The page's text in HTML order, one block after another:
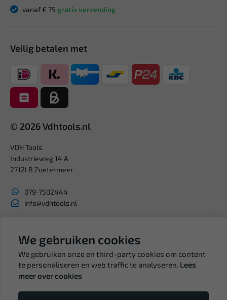
vanaf € 75 gratis verzending
Veilig betalen met
© 2026 Vdhtools.nl
VDH Tools
Industrieweg 14 A
2712LB Zoetermeer
079-7502444
info@vdhtools.nl
BTW: NL819958657B01
We gebruiken cookies
We gebruiken onze en third-party cookies om content
te personaliseren en web traffic te analyseren. Lees
meer over cookies